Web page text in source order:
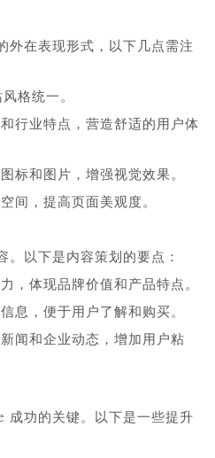
在表现形式，以下几点需注
格统一。
行业特点，营造舒适的用户体
标和图片，增强视觉效果。
间，提高页面美观度。
以下是内容策划的要点：
，体现品牌价值和产品特点。
息，便于用户了解和购买。
闻和企业动态，增加用户粘
功的关键。以下是一些提升